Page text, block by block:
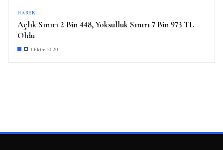
HABER
Açlık Sınırı 2 Bin 448, Yoksulluk Sınırı 7 Bin 973 TL
Oldu
1 Ekim 2020